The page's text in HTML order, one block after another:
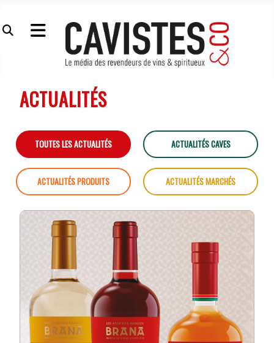
ACTUALITÉS
TOUTES LES ACTUALITÉS ACTUALITÉS CAVES
ACTUALITÉS PRODUITS ACTUALITÉS MARCHÉS